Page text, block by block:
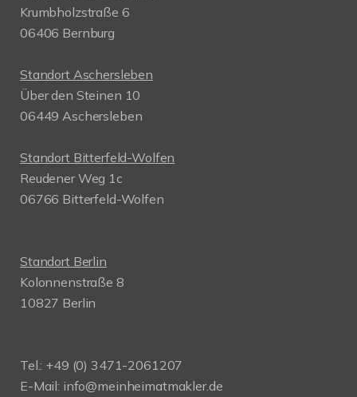
Krumbholzstraße 6
06406 Bernburg
Standort Aschersleben
Über den Steinen 10
06449 Aschersleben
Standort Bitterfeld-Wolfen
Reudener Weg 1c
06766 Bitterfeld-Wolfen
Standort Berlin
Kolonnenstraße 8
10827 Berlin
Tel.: +49 (0) 3471-2061207
E-Mail: info@meinheimatmakler.de